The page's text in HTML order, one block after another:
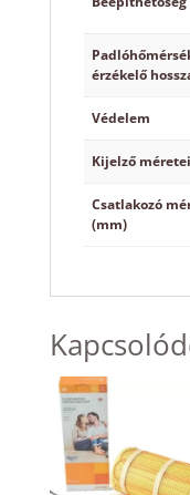
érzékelő
Védelem
Kijelző
Csatlakozó
(mm)